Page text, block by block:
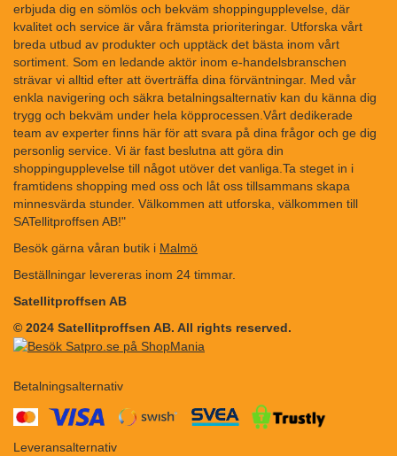
erbjuda dig en sömlös och bekväm shoppingupplevelse, där
kvalitet och service är våra främsta prioriteringar. Utforska vårt
breda utbud av produkter och upptäck det bästa inom vårt
sortiment. Som en ledande aktör inom e-handelsbranschen
strävar vi alltid efter att överträffa dina förväntningar. Med vår
enkla navigering och säkra betalningsalternativ kan du känna dig
trygg och bekväm under hela köpprocessen.Vårt dedikerade
team av experter finns här för att svara på dina frågor och ge dig
personlig service. Vi är fast beslutna att göra din
shoppingupplevelse till något utöver det vanliga.Ta steget in i
framtidens shopping med oss och låt oss tillsammans skapa
minnesvärda stunder. Välkommen att utforska, välkommen till
SATellitproffsen AB!"
Besök gärna våran butik i Malmö
Beställningar levereras inom 24 timmar.
Satellitproffsen AB
© 2024 Satellitproffsen AB. All rights reserved.
Betalningsalternativ
Leveransalternativ